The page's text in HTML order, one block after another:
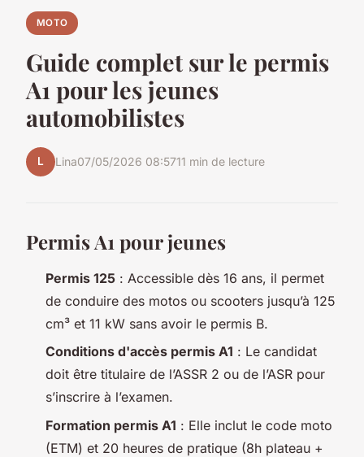
MOTO
Guide complet sur le permis
A1 pour les jeunes
automobilistes
L Lina07/05/2026 08:5711 min de lecture
Permis A1 pour jeunes
Permis 125 : Accessible dès 16 ans, il permet
de conduire des motos ou scooters jusqu’à 125
cm³ et 11 kW sans avoir le permis B.
Conditions d'accès permis A1 : Le candidat
doit être titulaire de l’ASSR 2 ou de l’ASR pour
s’inscrire à l’examen.
Formation permis A1 : Elle inclut le code moto
(ETM) et 20 heures de pratique (8h plateau +